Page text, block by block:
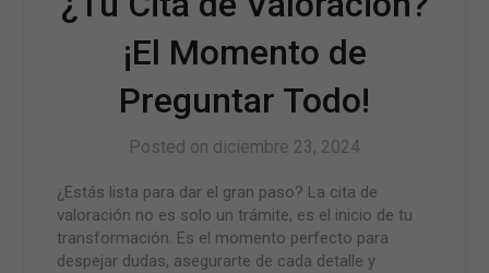
¡El Momento de
Preguntar Todo!
Posted on diciembre 23, 2024
¿Estás lista para dar el gran paso? La cita de
valoración no es solo un trámite, es el inicio de tu
transformación. Es el momento perfecto para
despejar dudas, asegurarte de cada detalle y